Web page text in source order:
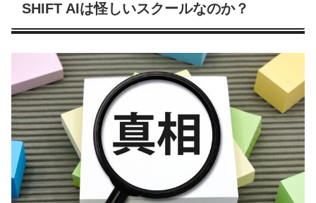
SHIFT AIは怪しいスクールなのか？